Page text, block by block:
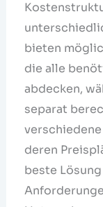
bieten
die alle
abdecken,
separat
deren
beste